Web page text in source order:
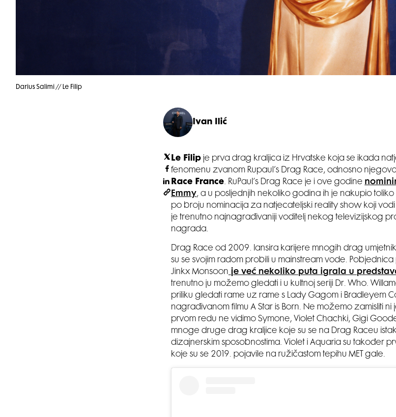
Darius Salimi // Le Filip
Ivan Ilić
Le Filip je prva drag kraljica iz Hrvatske koja se ikada
fenomenu zvanom Rupaul’s Drag Race, odnosno
Race France. RuPaul’s Drag Race je i ove godine
Emmy, a u posljednjih nekoliko godina ih je nakupio
po broju nominacija za natjecateljski reality show koji vodi
je trenutno najnagrađivaniji voditelj nekog televizijskog
nagrada.
Drag Race od 2009. lansira karijere mnogih drag
su se svojim radom probili u mainstream vode.
Jinkx Monsoon je već nekoliko puta igrala u
trenutno ju možemo gledati i u kultnoj seriji Dr. Who.
priliku gledati rame uz rame s Lady Gagom i Bradleyem
nagrađivanom filmu A Star is Born. Ne možemo zamisliti
prvom redu ne vidimo Symone, Violet Chachki, Gigi Goode,
mnoge druge drag kraljice koje su se na Drag Raceu
dizajnerskim sposobnostima. Violet i Aquaria su također
koje su se 2019. pojavile na ružičastom tepihu MET gale.